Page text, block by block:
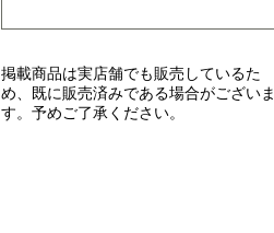
掲載商品は実店舗でも販売しているた
め、既に販売済みである場合がございま
す。予めご了承ください。